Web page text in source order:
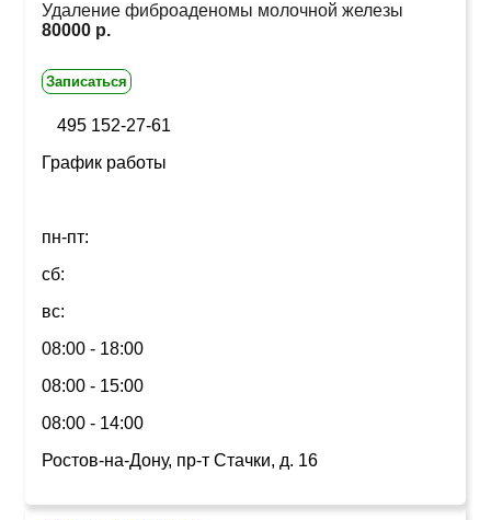
Удаление фиброаденомы молочной железы
80000 р.
Записаться
495 152-27-61
График работы
пн-пт:
сб:
вс:
08:00 - 18:00
08:00 - 15:00
08:00 - 14:00
Ростов-на-Дону, пр-т Стачки, д. 16